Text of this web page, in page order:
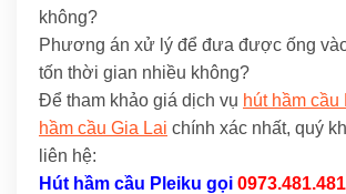
không?
Phương án xử lý để đưa được ống
tốn thời gian nhiều không?
Để tham khảo giá dịch vụ hút hầm cầu
hầm cầu Gia Lai chính xác nhất, quý
liên hệ:
Hút hầm cầu Pleiku gọi 0973.481.481